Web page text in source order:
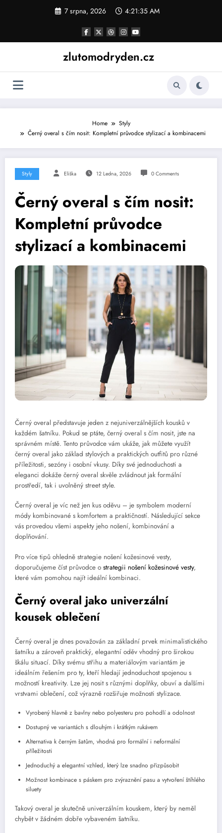
7 srpna, 2026 4:21:36 AM
zlutomodryden.cz
Home
Styly
Černý overal s čím nosit: Kompletní průvodce stylizací a kombinacemi
Styly Eliška 12 Ledna, 2026 0 Comments
Černý overal s čím nosit:
Kompletní průvodce
stylizací a kombinacemi
Černý overal představuje jeden z nejuniverzálnějších kousků v
každém šatníku. Pokud se ptáte, černý overal s čím nosit, jste na
správném místě. Tento průvodce vám ukáže, jak můžete využít
černý overal jako základ stylových a praktických outfitů pro různé
příležitosti, sezóny i osobní vkusy. Díky své jednoduchosti a
eleganci dokáže černý overal skvěle zvládnout jak formální
prostředí, tak i uvolněný street style.
Černý overal je víc než jen kus oděvu – je symbolem moderní
módy kombinované s komfortem a praktičností. Následující sekce
vás provedou všemi aspekty jeho nošení, kombinování a
doplňování.
Pro více tipů ohledně strategie nošení kožesinové vesty,
doporučujeme číst průvodce o strategii nošení kožesinové vesty,
které vám pomohou najít ideální kombinaci.
Černý overal jako univerzální
kousek oblečení
Černý overal je dnes považován za základní prvek minimalistického
šatníku a zároveň praktický, elegantní oděv vhodný pro širokou
škálu situací. Díky svému střihu a materiálovým variantám je
ideálním řešením pro ty, kteří hledají jednoduchost spojenou s
možností kreativity. Lze jej nosit s různými doplňky, obuví a dalšími
vrstvami oblečení, což výrazně rozšiřuje možnosti stylizace.
Vyrobený hlavně z bavlny nebo polyesteru pro pohodlí a odolnost
Dostupný ve variantách s dlouhým i krátkým rukávem
Alternativa k černým šatům, vhodná pro formální i neformální
příležitosti
Jednoduchý a elegantní vzhled, který lze snadno přizpůsobit
Možnost kombinace s páskem pro zvýraznění pasu a vytvoření štíhlého
siluety
Takový overal je skutečně univerzálním kouskem, který by neměl
chybět v žádném dobře vybaveném šatníku.